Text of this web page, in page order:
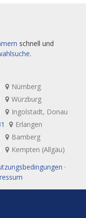
schnell und
.
Nürnberg
Würzburg
Ingolstadt, Donau
Erlangen
Bamberg
Kempten (Allgäu)
·